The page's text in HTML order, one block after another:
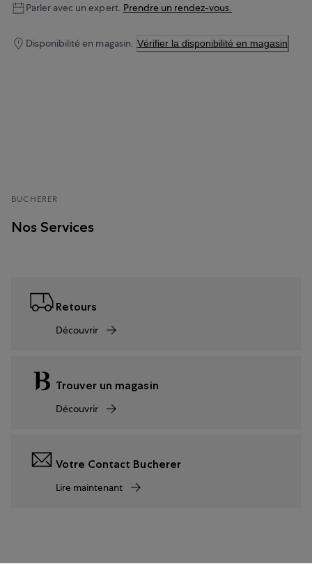
Parler avec un expert. Prendre un rendez-vous.
Disponibilité en magasin. Vérifier la disponibilité en magasin
BUCHERER
Nos Services
Retours
Découvrir
Trouver un magasin
Découvrir
Votre Contact Bucherer
Lire maintenant